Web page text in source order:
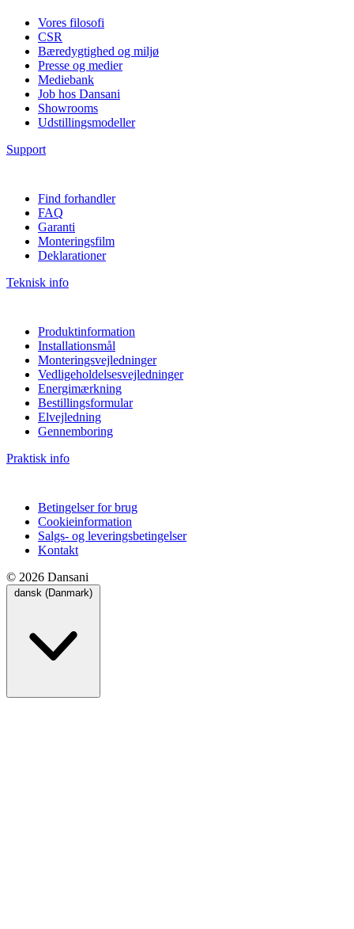
Vores filosofi
CSR
Bæredygtighed og miljø
Presse og medier
Mediebank
Job hos Dansani
Showrooms
Udstillingsmodeller
Support
Find forhandler
FAQ
Garanti
Monteringsfilm
Deklarationer
Teknisk info
Produktinformation
Installationsmål
Monteringsvejledninger
Vedligeholdelsesvejledninger
Energimærkning
Bestillingsformular
Elvejledning
Gennemboring
Praktisk info
Betingelser for brug
Cookieinformation
Salgs- og leveringsbetingelser
Kontakt
© 2026 Dansani
dansk (Danmark)